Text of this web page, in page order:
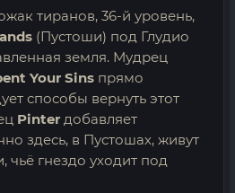
тиранов, 36-й уровень,
(Пустоши) под Глудио
земля. Мудрец
Your Sins прямо
способы вернуть этот
Pinter добавляет
здесь, в Пустошах, живут
чьё гнездо уходит под